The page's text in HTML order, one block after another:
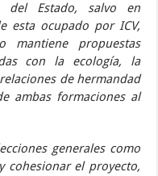
del Estado, salvo en
esta ocupado por ICV,
mantiene propuestas
con la ecología, la
de hermandad
ambas formaciones al
generales como
cohesionar el proyecto,